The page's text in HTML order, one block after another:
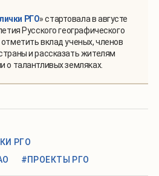
РГО» стартовала в августе
Русского географического
вклад ученых, членов
и рассказать жителям
о талантливых земляках.
РГО
#ПРОЕКТЫ РГО